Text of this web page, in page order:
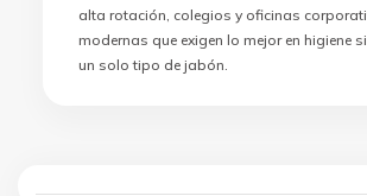
alta rotación, colegios y oficinas
modernas que exigen lo mejor en higiene
un solo tipo de jabón.